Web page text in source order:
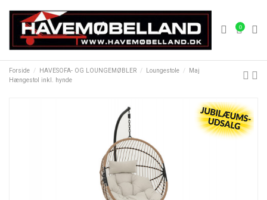
0
Forside HAVESOFA- OG LOUNGEMØBLER Loungestole
Maj
Hængestol inkl. hynde